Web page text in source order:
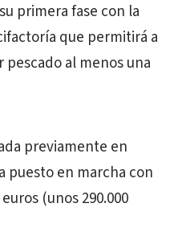
primera fase con la
que permitirá a
al menos una
previamente en
puesto en marcha con
(unos 290.000